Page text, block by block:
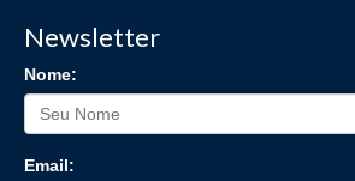
Newsletter
Nome:
Email: